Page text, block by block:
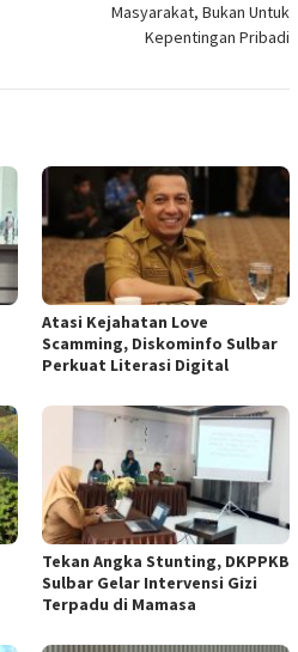
Masyarakat, Bukan Untuk
Kepentingan Pribadi
Atasi Kejahatan Love
Scamming, Diskominfo Sulbar
Perkuat Literasi Digital
Tekan Angka Stunting, DKPPKB
Sulbar Gelar Intervensi Gizi
Terpadu di Mamasa